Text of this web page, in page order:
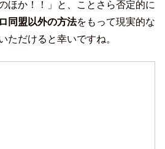
ほか！！」と、ことさら否定的に
同盟以外の方法をもって現実的な
ただけると幸いですね。